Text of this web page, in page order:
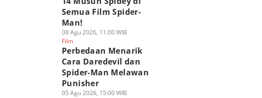
Semua Film Spider-
Man!
08 Agu 2026, 11:00 WIB
Film
Perbedaan Menarik
Cara Daredevil dan
Spider-Man Melawan
Punisher
05 Agu 2026, 15:00 WIB